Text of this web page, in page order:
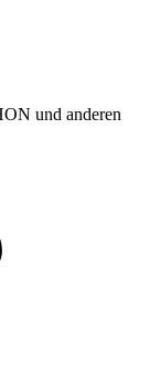
und anderen